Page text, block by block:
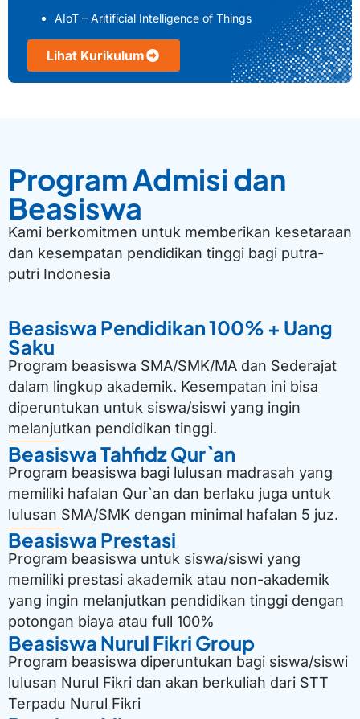
AIoT – Aritificial Intelligence of Things
Lihat Kurikulum
Program Admisi dan
Beasiswa
Kami berkomitmen untuk memberikan kesetaraan
dan kesempatan pendidikan tinggi bagi putra-
putri Indonesia
Beasiswa Pendidikan 100% + Uang
Saku
Program beasiswa SMA/SMK/MA dan Sederajat
dalam lingkup akademik. Kesempatan ini bisa
diperuntukan untuk siswa/siswi yang ingin
melanjutkan pendidikan tinggi.
Beasiswa Tahfidz Qur`an
Program beasiswa bagi lulusan madrasah yang
memiliki hafalan Qur`an dan berlaku juga untuk
lulusan SMA/SMK dengan minimal hafalan 5 juz.
Beasiswa Prestasi
Program beasiswa untuk siswa/siswi yang
memiliki prestasi akademik atau non-akademik
yang ingin melanjutkan pendidikan tinggi dengan
potongan biaya atau full 100%
Beasiswa Nurul Fikri Group
Program beasiswa diperuntukan bagi siswa/siswi
lulusan Nurul Fikri dan akan berkuliah dari STT
Terpadu Nurul Fikri